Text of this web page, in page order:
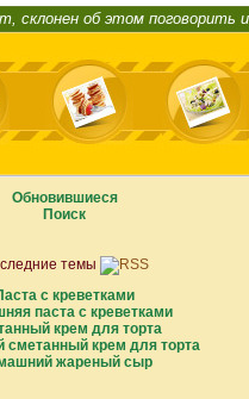
склонен об этом поговорить
Обновившиеся
Поиск
темы
с креветками
паста с креветками
крем для торта
крем для торта
жареный сыр